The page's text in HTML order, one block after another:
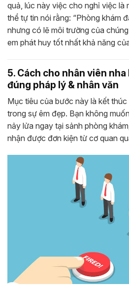
quả, lúc này việc cho nghỉ việc là
thể tự tin nói rằng: “Phòng khám
nhưng có lẽ môi trường của
em phát huy tốt nhất khả năng
5. Cách cho nhân viên
đúng pháp lý & nhân văn
Mục tiêu của bước này là kết
trong sự êm đẹp. Bạn không
nảy lửa ngay tại sảnh phòng
nhận được đơn kiện từ cơ quan